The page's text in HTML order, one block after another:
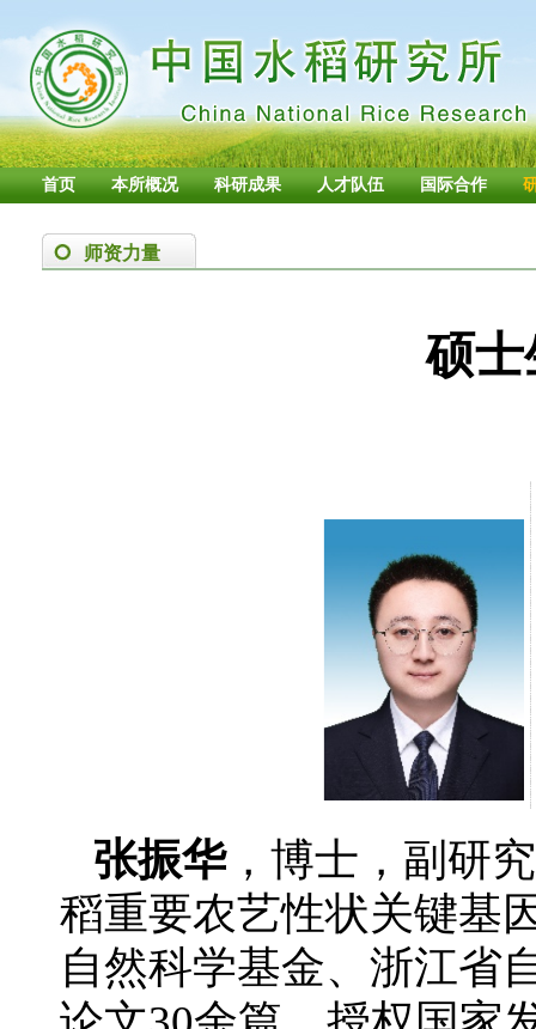
首页 本所概况 科研成果 人才队伍 国际合作
师资力量
硕
张振华，博士，副研
稻重要农艺性状关键基
自然科学基金、浙江省